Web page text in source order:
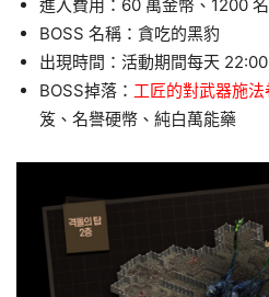
進入費用：60 萬金幣、1200
BOSS 名稱：貪吃的黑豹
出現時間：活動期間每天
BOSS掉落： 工匠的對武器施法
笈、名譽硬幣、純白萬能藥